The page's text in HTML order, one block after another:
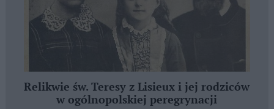
Relikwie św. Teresy z Lisieux i jej rodziców
w ogólnopolskiej peregrynacji